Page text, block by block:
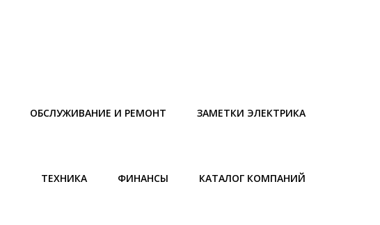
ОБСЛУЖИВАНИЕ И РЕМОНТ ЗАМЕТКИ ЭЛЕКТРИКА
ТЕХНИКА ФИНАНСЫ КАТАЛОГ КОМПАНИЙ